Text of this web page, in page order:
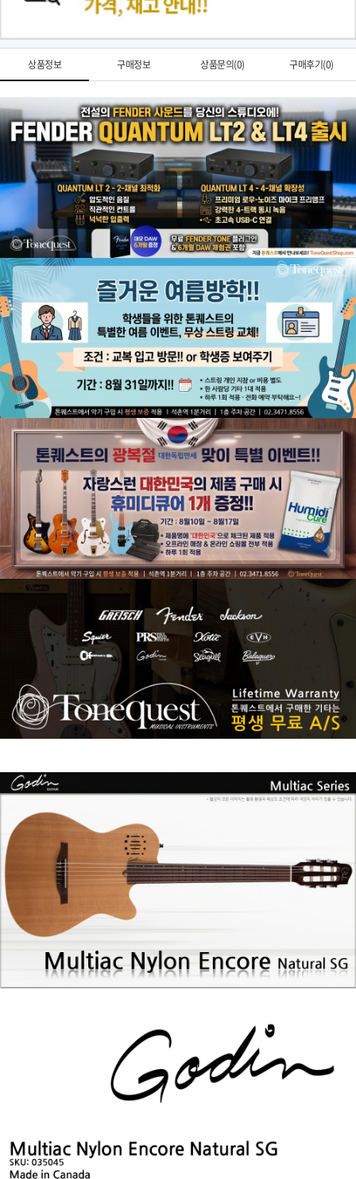
상품정보 구매정보 상품문의(0) 구매후기(0)